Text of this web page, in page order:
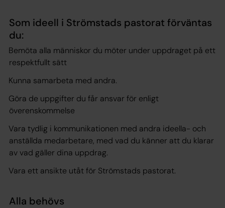
Som ideell i Strömstads pastorat förväntas
du:
Bemöta alla människor du möter under uppdraget på ett
respektfullt sätt
Kunna samarbeta med andra.
Göra de uppgifter du får ansvar för enligt
överenskommelse
Vara tydlig i kommunikationen med andra ideella- och
anställda medarbetare, med vad du känner att du klarar
av vad gäller dina uppdrag.
Vara ett ansikte utåt för Strömstads pastorat.
Alla behövs